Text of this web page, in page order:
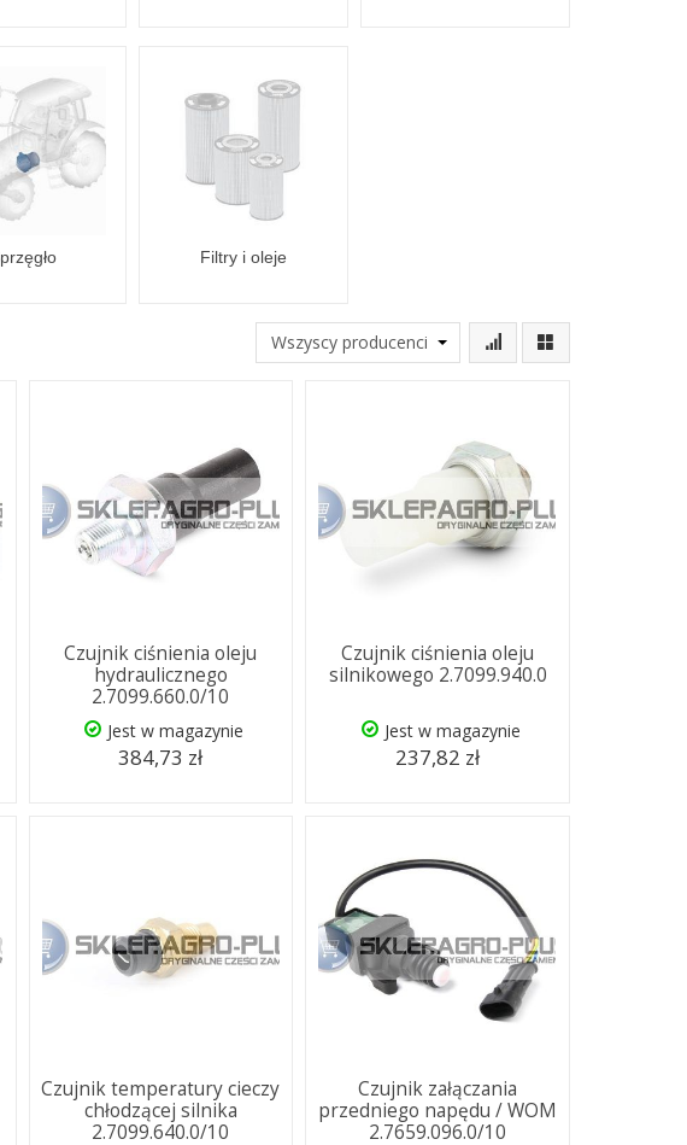
Filtry i oleje
Czujnik ciśnienia oleju
hydraulicznego
2.7099.660.0/10
Jest w magazynie
384,73 zł
Czujnik ciśnienia oleju
silnikowego 2.7099.940.0
Jest w magazynie
237,82 zł
Czujnik temperatury cieczy
chłodzącej silnika
2.7099.640.0/10
Czujnik załączania
przedniego napędu / WOM
2.7659.096.0/10